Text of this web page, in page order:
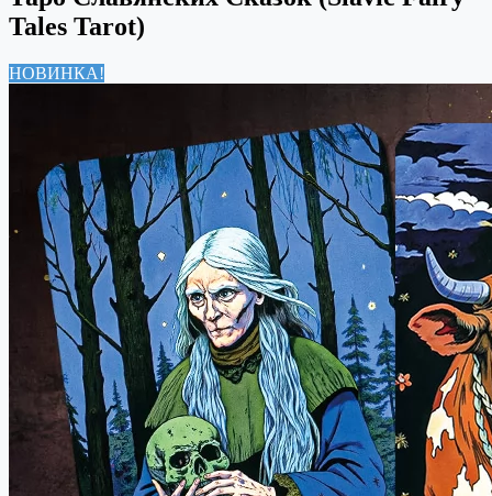
Tales Tarot)
НОВИНКА!